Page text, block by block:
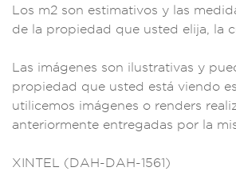
Los m2 son estimativos y las
de la propiedad que usted elija, la
Las imágenes son ilustrativas y
propiedad que usted está viendo
utilicemos imágenes o renders
anteriormente entregadas por la
XINTEL (DAH-DAH-1561)